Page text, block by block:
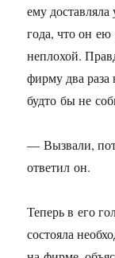
ему доставляла
года, что он ею
неплохой.
фирму два раза
будто бы не
— Вызвали,
ответил он.
Теперь в его
состояла